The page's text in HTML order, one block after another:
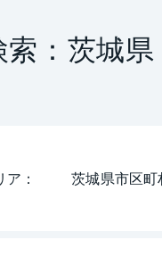
： 茨城県
ア 茨城県市区町